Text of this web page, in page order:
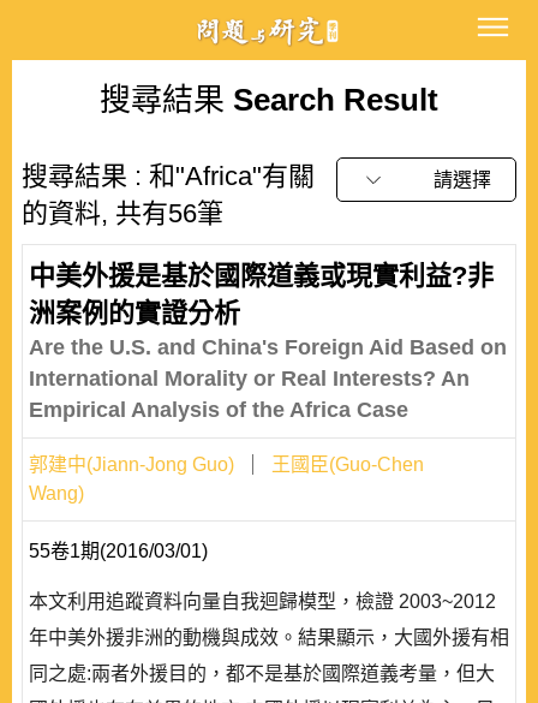
搜尋結果 Search Result
搜尋結果 : 和"Africa"有關
的資料, 共有56筆
請選擇
中美外援是基於國際道義或現實利益?非
洲案例的實證分析
Are the U.S. and China's Foreign Aid Based on
International Morality or Real Interests? An
Empirical Analysis of the Africa Case
郭建中(Jiann-Jong Guo)
王國臣(Guo-Chen
Wang)
55卷1期(2016/03/01)
本文利用追蹤資料向量自我迴歸模型，檢證 2003~2012
年中美外援非洲的動機與成效。結果顯示，大國外援有相
同之處:兩者外援目的，都不是基於國際道義考量，但大